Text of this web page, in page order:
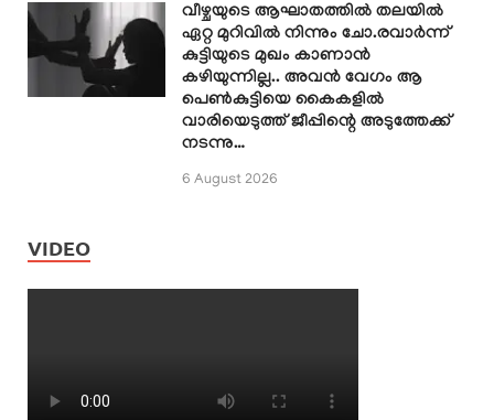
വീഴ്ചയുടെ ആഘാതത്തിൽ തലയിൽ
ഏറ്റ മുറിവിൽ നിന്നും ചോ.രവാർന്ന്
കുട്ടിയുടെ മുഖം കാണാൻ
കഴിയുന്നില്ല.. അവൻ വേഗം ആ
പെൺകുട്ടിയെ കൈകളിൽ
വാരിയെടുത്ത് ജീപ്പിന്റെ അടുത്തേക്ക്
നടന്നു…
6 August 2026
VIDEO